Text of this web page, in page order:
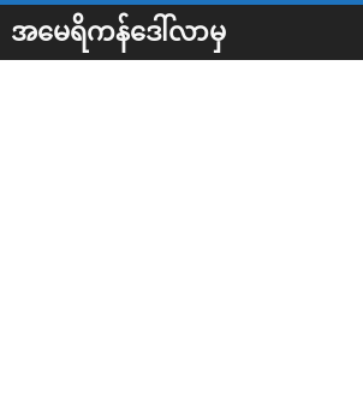
အမေရိကန်ဒေါ်လာမှ